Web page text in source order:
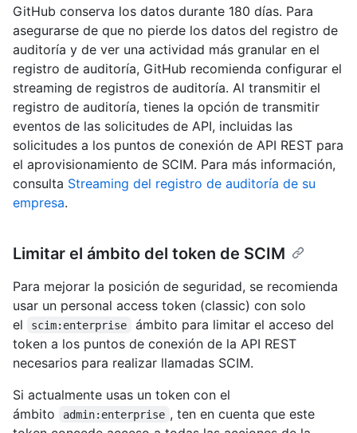
GitHub conserva los datos durante 180 días. Para
asegurarse de que no pierde los datos del registro de
auditoría y de ver una actividad más granular en el
registro de auditoría, GitHub recomienda configurar el
streaming de registros de auditoría. Al transmitir el
registro de auditoría, tienes la opción de transmitir
eventos de las solicitudes de API, incluidas las
solicitudes a los puntos de conexión de API REST para
el aprovisionamiento de SCIM. Para más información,
consulta Streaming del registro de auditoría de su
empresa.
Limitar el ámbito del token de SCIM
Para mejorar la posición de seguridad, se recomienda
usar un personal access token (classic) con solo
el
scim:enterprise
ámbito para limitar el acceso del
token a los puntos de conexión de la API REST
necesarios para realizar llamadas SCIM.
Si actualmente usas un token con el
ámbito
admin:enterprise , ten en cuenta que este